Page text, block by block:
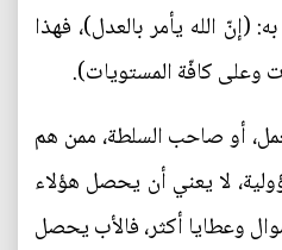
(إنّ الله يأمر بالعدل)، فهذا
وعلى كافّة المستويات).
أو صاحب السلطة، ممن هم
لا يعني أن يحصل هؤلاء
وعطايا أكثر، فالأب يحصل